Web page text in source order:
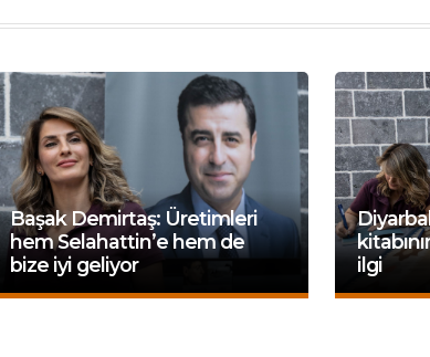
Başak Demirtaş: Üretimleri
hem Selahattin’e hem de
bize iyi geliyor
ilgi